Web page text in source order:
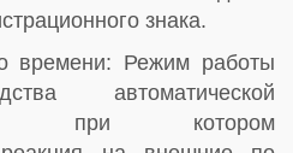
знака.
времени: Режим работы
автоматической
при котором